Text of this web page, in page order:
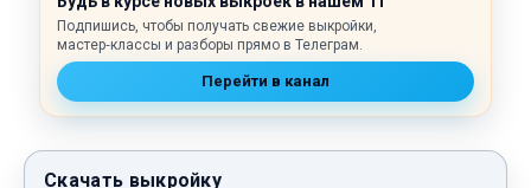
Подпишись, чтобы получать свежие выкройки,
мастер‑классы и разборы прямо в Телеграм.
Перейти в канал